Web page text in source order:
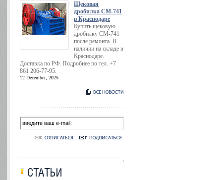
Щековая
дробилка СМ-741
в Краснодаре
Купить щековую
дробилку СМ-741
после ремонта. В
наличии на складе в
Краснодаре.
Доставка по РФ. Подробнее по тел. +7
861 206-77-95.
12 December, 2025